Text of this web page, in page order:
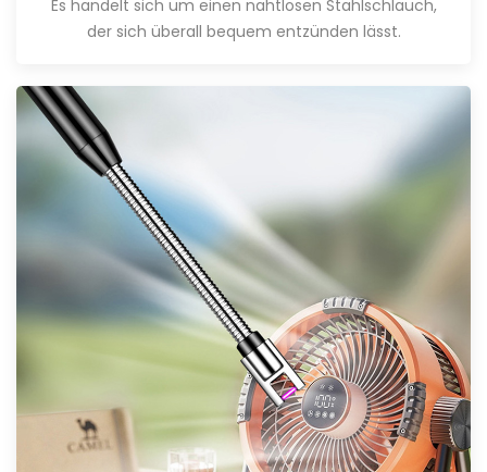
Es handelt sich um einen nahtlosen Stahlschlauch,
der sich überall bequem entzünden lässt.